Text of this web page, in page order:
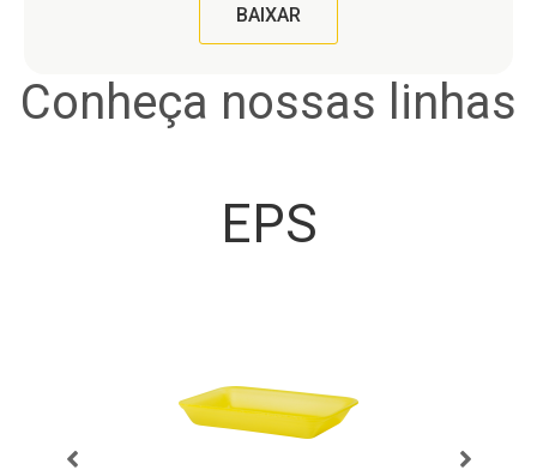
BAIXAR
Conheça nossas linhas
EPS